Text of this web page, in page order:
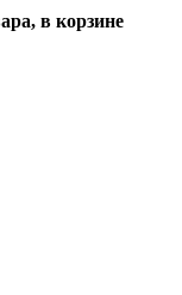
в корзине